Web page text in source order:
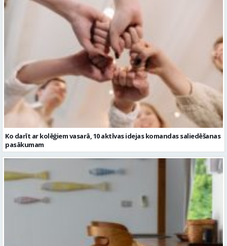
Ko darīt ar kolēģiem vasarā, 10 aktīvas idejas komandas saliedēšanas
pasākumam